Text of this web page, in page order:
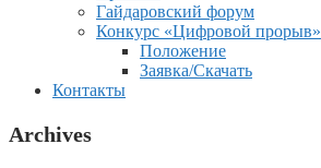
Гайдаровский форум
Конкурс «Цифровой прорыв»
Положение
Заявка/Скачать
Контакты
Archives